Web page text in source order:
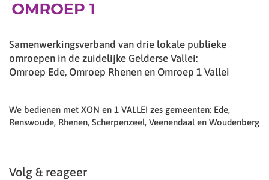
Samenwerkingsverband van drie lokale publieke
omroepen in de zuidelijke Gelderse Vallei:
Omroep Ede, Omroep Rhenen en Omroep 1 Vallei
We bedienen met XON en 1 VALLEI zes gemeenten: Ede,
Renswoude, Rhenen, Scherpenzeel, Veenendaal en Woudenberg
Volg & reageer